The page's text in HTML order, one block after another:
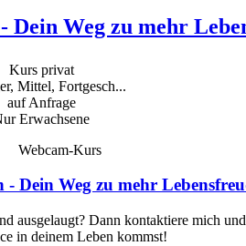
Dein Weg zu mehr
Kurs privat
Mittel, Fortgesch...
auf Anfrage
Erwachsene
Webcam-Kurs
- Dein Weg zu mehr
ausgelaugt? Dann kontaktiere mich
in deinem Leben kommst!